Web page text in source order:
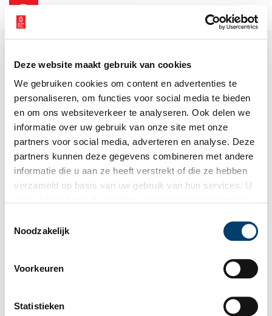
Deze website maakt gebruik van cookies
We gebruiken cookies om content en advertenties te
personaliseren, om functies voor social media te bieden
en om ons websiteverkeer te analyseren. Ook delen we
informatie over uw gebruik van onze site met onze
partners voor social media, adverteren en analyse. Deze
partners kunnen deze gegevens combineren met andere
informatie die u aan ze heeft verstrekt of die ze hebben
verzameld op basis van uw gebruik van hun services. U
Noodzakelijk
Voorkeuren
Statistieken